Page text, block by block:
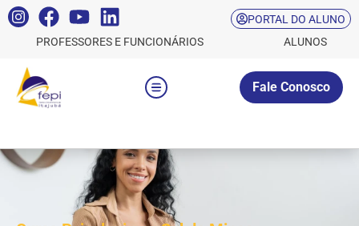
PORTAL DO ALUNO
PROFESSORES E FUNCIONÁRIOS
ALUNOS
Fale Conosco